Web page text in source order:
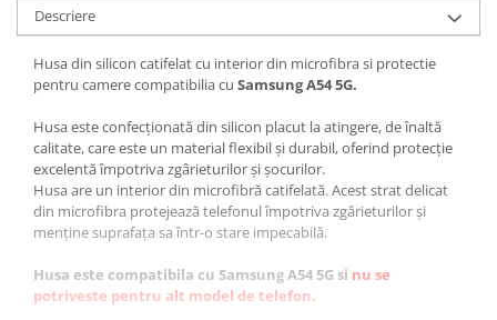
Descriere
Husa din silicon catifelat cu interior din microfibra si protectie
pentru camere compatibilia cu Samsung A54 5G.
Husa este confecționată din silicon placut la atingere, de înaltă
calitate, care este un material flexibil și durabil, oferind protecție
excelentă împotriva zgârieturilor și șocurilor.
Husa are un interior din microfibră catifelată. Acest strat delicat
din microfibra protejează telefonul împotriva zgârieturilor și
menține suprafața sa într-o stare impecabilă.
Husa este compatibila cu Samsung A54 5G si nu se
potriveste pentru alt model de telefon.